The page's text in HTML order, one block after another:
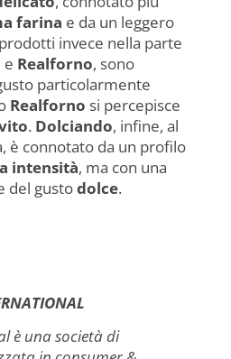
farina e da un leggero
invece nella parte
e Realforno, sono
particolarmente
Realforno si percepisce
. Dolciando, infine, al
è connotato da un profilo
intensità, ma con una
del gustodolce.
è una società di